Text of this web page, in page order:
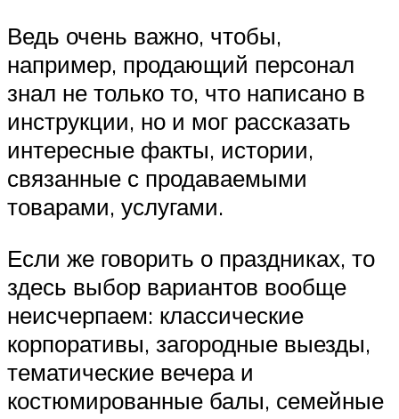
Ведь очень важно, чтобы,
например, продающий персонал
знал не только то, что написано в
инструкции, но и мог рассказать
интересные факты, истории,
связанные с продаваемыми
товарами, услугами.
Если же говорить о праздниках, то
здесь выбор вариантов вообще
неисчерпаем: классические
корпоративы, загородные выезды,
тематические вечера и
костюмированные балы, семейные